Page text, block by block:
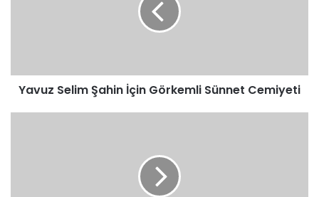
Yavuz Selim Şahin İçin Görkemli Sünnet Cemiyeti